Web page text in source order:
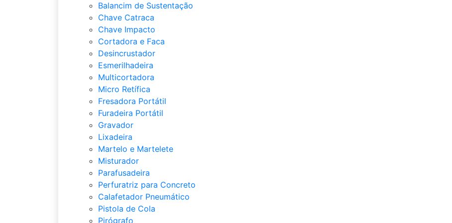
Balancim de Sustentação
Chave Catraca
Chave Impacto
Cortadora e Faca
Desincrustador
Esmerilhadeira
Multicortadora
Micro Retífica
Fresadora Portátil
Furadeira Portátil
Gravador
Lixadeira
Martelo e Martelete
Misturador
Parafusadeira
Perfuratriz para Concreto
Calafetador Pneumático
Pistola de Cola
Pirógrafo